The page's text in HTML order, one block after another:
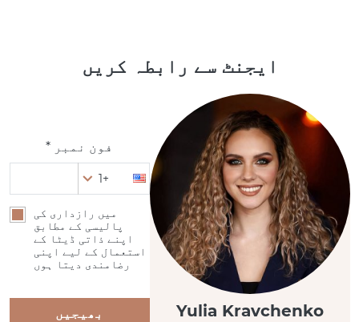
ایجنٹ سے رابطہ کریں
Yulia Kravchenko
فون نمبر *
+1
میں رازداری کی
پالیسی کے مطابق
اپنے ذاتی ڈیٹا کے
استعمال کے لیے اپنی
رضامندی دیتا ہوں
بھیجیں